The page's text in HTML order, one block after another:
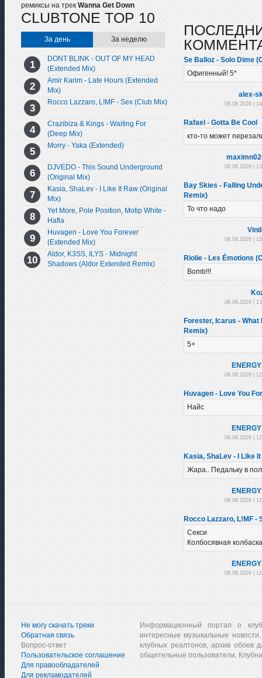
ремиксы на трекWanna Get Down
CLUBTONE TOP 10
За день За неделю
DONT BLINK - OUT OF MY HEAD
(Extended Mix)
Amir Karim - Late Hours (Extended
Mix)
Rocco Lazzaro, L!MF - Sex (Club Mix)
Crazibiza & Kings - Waiting For
(Deep Mix)
Morry - Yaka (Extended)
DJVEDO - This Sound Underground
(Original Mix)
Kasia, ShaLev - I Like It Raw (Original
Mix)
Yet More, Pole Position, Motip White -
Hafla
Huvagen - Love You Forever
(Extended Mix)
Aldor, K3SS, ILYS - Midnight
Shadows (Aldor Extended Remix)
Se Balloz - Solo Dime
Офигенный! 5*
alex-
08.08.2026 |
Rafael - Gotta Be Cool
кто-то может
08.08.2026 |
Bay Skies - Falling
Remix)
То что надо
08.08.2026 |
Riolie - Les Émotions
Bomb!!!
08.08.2026 |
Forester, Icarus -
Remix)
5+
08.08.2026 |
Huvagen - Love You
Найс
08.08.2026 |
Kasia, ShaLev - I Like
Жара.. Педальку в пол
08.08.2026 |
Rocco Lazzaro, L!MF -
Секси
Колбосявная колбаска
08.08.2026 |
Не могу скачать треки
Обратная связь
Вопрос-ответ
Пользовательское соглашение
Для правообладателей
Для рекламодателей
Информационный портал о
интересные музыкальные
клубных реалтонов, архив обоев
общительные пользователи.